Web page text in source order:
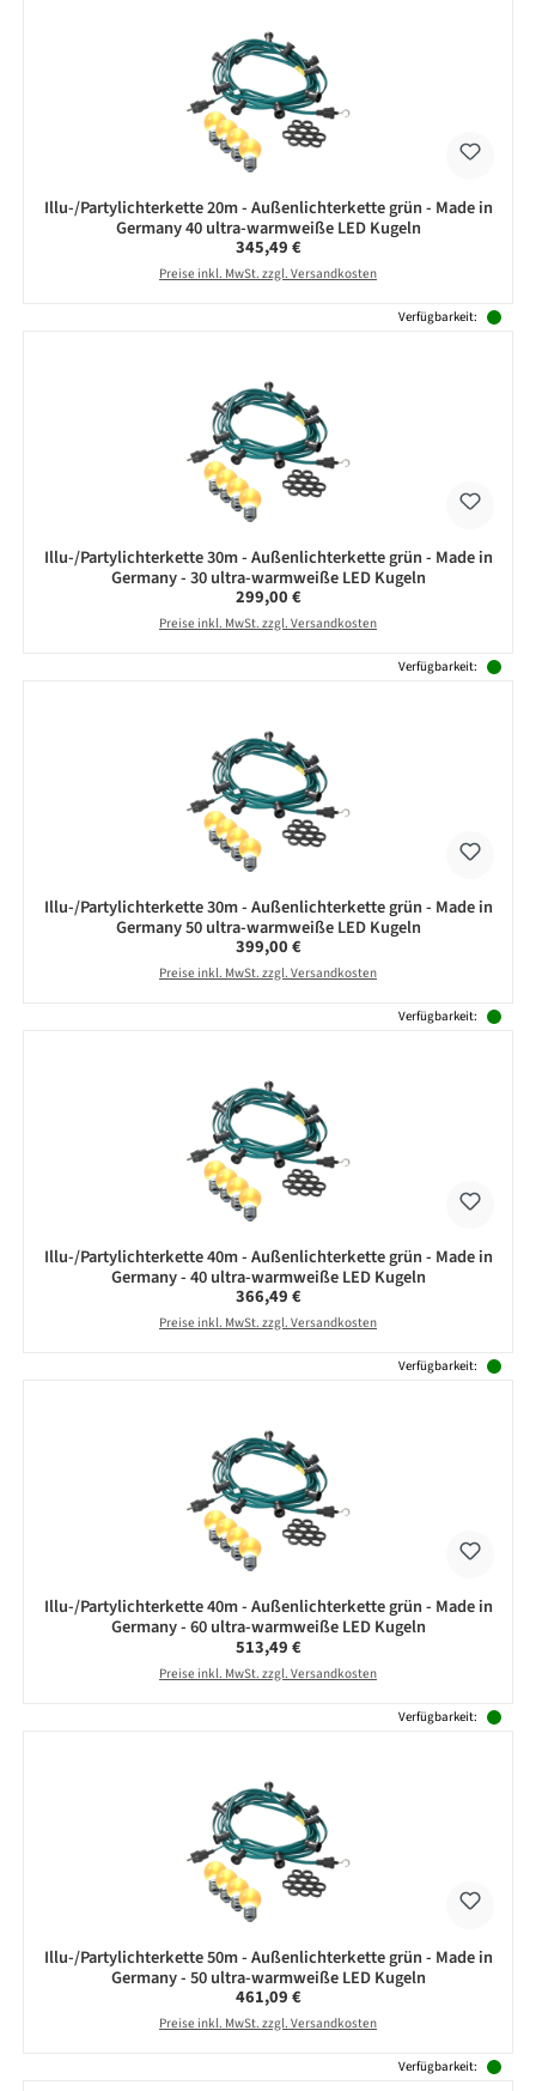
Illu-/Partylichterkette 20m - Außenlichterkette grün - Made in
Germany 40 ultra-warmweiße LED Kugeln
Regulärer Preis:
345,49 €
Preise inkl. MwSt. zzgl. Versandkosten
Verfügbarkeit:
Illu-/Partylichterkette 30m - Außenlichterkette grün - Made in
Germany - 30 ultra-warmweiße LED Kugeln
Regulärer Preis:
299,00 €
Preise inkl. MwSt. zzgl. Versandkosten
Verfügbarkeit:
Illu-/Partylichterkette 30m - Außenlichterkette grün - Made in
Germany 50 ultra-warmweiße LED Kugeln
Regulärer Preis:
399,00 €
Preise inkl. MwSt. zzgl. Versandkosten
Verfügbarkeit:
Illu-/Partylichterkette 40m - Außenlichterkette grün - Made in
Germany - 40 ultra-warmweiße LED Kugeln
Regulärer Preis:
366,49 €
Preise inkl. MwSt. zzgl. Versandkosten
Verfügbarkeit:
Illu-/Partylichterkette 40m - Außenlichterkette grün - Made in
Germany - 60 ultra-warmweiße LED Kugeln
Regulärer Preis:
513,49 €
Preise inkl. MwSt. zzgl. Versandkosten
Verfügbarkeit:
Illu-/Partylichterkette 50m - Außenlichterkette grün - Made in
Germany - 50 ultra-warmweiße LED Kugeln
Regulärer Preis:
461,09 €
Preise inkl. MwSt. zzgl. Versandkosten
Verfügbarkeit: